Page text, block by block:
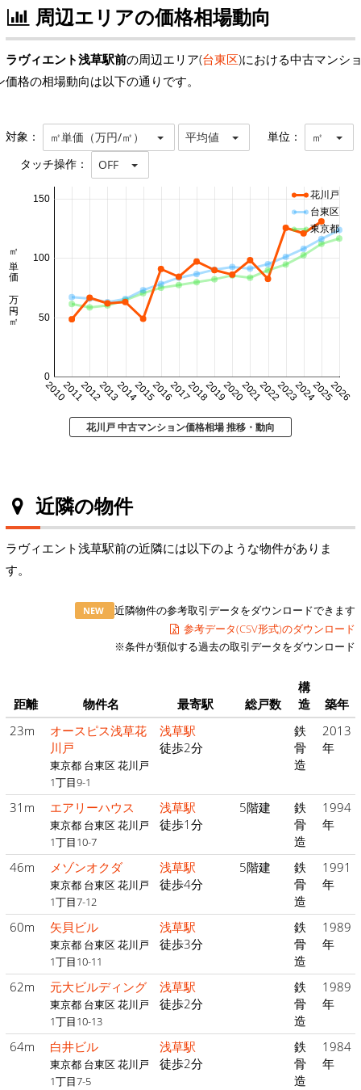
周辺エリアの価格相場動向
ラヴィエント浅草駅前の周辺エリア(台東区)における中古マンシ
価格の相場動向は以下の通りです。
対象： ㎡単価（万円/㎡） 平均値 単位： ㎡
タッチ操作： OFF
20102011201220132014201520162017201820192020202120222023202420252026
0
50
100
150
㎡単価 万円/㎡
花川戸
台東区
東京都
花川戸 中古マンション価格相場 推移・動向
近隣の物件
ラヴィエント浅草駅前の近隣には以下のような物件がありま
す。
NEW
近隣物件の参考取引データをダウンロードできます
参考データ(CSV形式)のダウンロード
※条件が類似する過去の取引データをダウンロード
距離 物件名 最寄駅 総戸数
構
造
築年
23m
オースピス浅草花
川戸
東京都 台東区 花川戸
1丁目9-1
浅草駅
徒歩2分
鉄
骨
造
2013
年
31m エアリーハウス
東京都 台東区 花川戸
1丁目10-7
浅草駅
徒歩1分
5階建
鉄
骨
造
1994
年
46m メゾンオクダ
東京都 台東区 花川戸
1丁目7-12
浅草駅
徒歩4分
5階建
鉄
骨
造
1991
年
60m 矢貝ビル
東京都 台東区 花川戸
1丁目10-11
浅草駅
徒歩3分
鉄
骨
造
1989
年
62m 元大ビルディング
東京都 台東区 花川戸
1丁目10-13
浅草駅
徒歩2分
鉄
骨
造
1989
年
64m 白井ビル
東京都 台東区 花川戸
1丁目7-5
浅草駅
徒歩2分
鉄
骨
造
1984
年